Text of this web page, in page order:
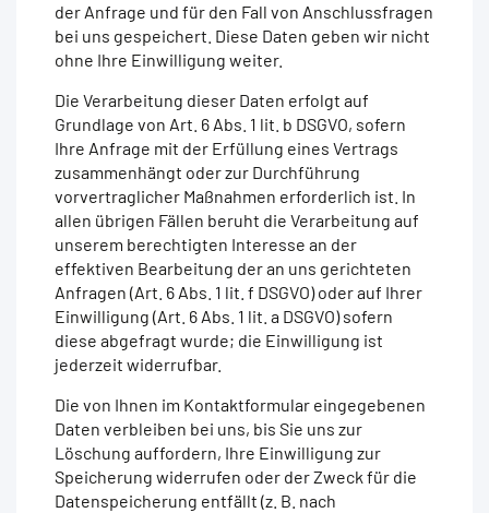
der Anfrage und für den Fall von Anschlussfragen
bei uns gespeichert. Diese Daten geben wir nicht
ohne Ihre Einwilligung weiter.
Die Verarbeitung dieser Daten erfolgt auf
Grundlage von Art. 6 Abs. 1 lit. b DSGVO, sofern
Ihre Anfrage mit der Erfüllung eines Vertrags
zusammenhängt oder zur Durchführung
vorvertraglicher Maßnahmen erforderlich ist. In
allen übrigen Fällen beruht die Verarbeitung auf
unserem berechtigten Interesse an der
effektiven Bearbeitung der an uns gerichteten
Anfragen (Art. 6 Abs. 1 lit. f DSGVO) oder auf Ihrer
Einwilligung (Art. 6 Abs. 1 lit. a DSGVO) sofern
diese abgefragt wurde; die Einwilligung ist
jederzeit widerrufbar.
Die von Ihnen im Kontaktformular eingegebenen
Daten verbleiben bei uns, bis Sie uns zur
Löschung auffordern, Ihre Einwilligung zur
Speicherung widerrufen oder der Zweck für die
Datenspeicherung entfällt (z. B. nach